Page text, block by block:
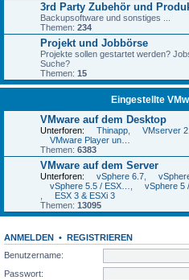
3rd Party Zubehör und
Backupsoftware und sonstiges ...
Themen: 234
Projekt und Jobbörse
Projekte sollen gestartet werden?
Suche?
Themen: 15
Eingestellte
VMware auf dem Desktop
Unterforen: Thinapp VMserver 2
Themen: 6383
VMware auf dem Server
Unterforen: vSphere 6.7
ESX 3 & ESXi 3
Themen: 13095
ANMELDEN • REGISTRIEREN
Benutzername:
Passwort: